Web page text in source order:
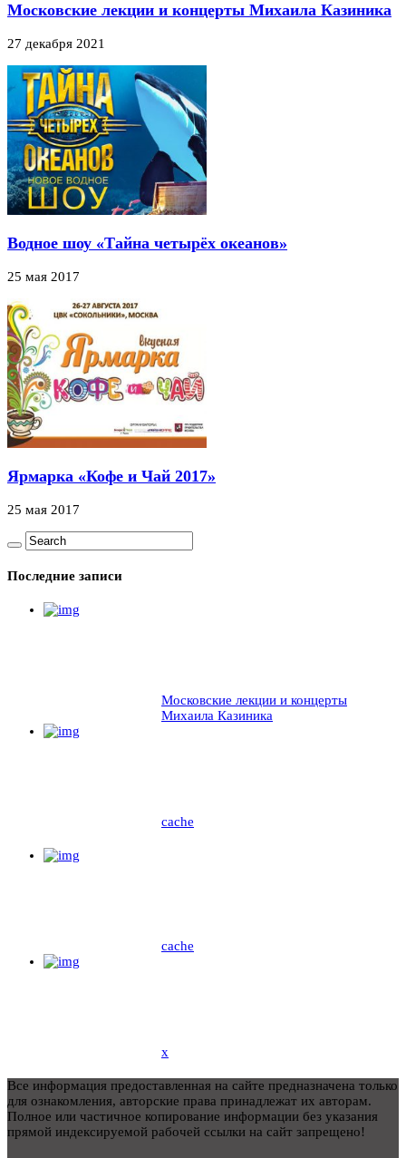
Московские лекции и концерты Михаила Казиника
27 декабря 2021
Водное шоу «Тайна четырёх океанов»
25 мая 2017
Ярмарка «Кофе и Чай 2017»
25 мая 2017
Последние записи
Московские лекции и концерты
Михаила Казиника
cache
cache
x
Все информация предоставленная на сайте предназначена только
для ознакомления, авторские права принадлежат их авторам.
Полное или частичное копирование информации без указания
прямой индексируемой рабочей ссылки на сайт запрещено!